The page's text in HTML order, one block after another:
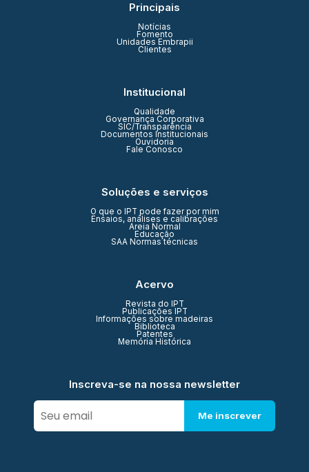
Principais
Notícias
Fomento
Unidades Embrapii
Clientes
Institucional
Qualidade
Governança Corporativa
SIC/Transparência
Documentos Institucionais
Ouvidoria
Fale Conosco
Soluções e serviços
O que o IPT pode fazer por mim
Ensaios, análises e calibrações
Areia Normal
Educação
SAA Normas técnicas
Acervo
Revista do IPT
Publicações IPT
Informações sobre madeiras
Biblioteca
Patentes
Memória Histórica
Inscreva-se na nossa newsletter
Me inscrever